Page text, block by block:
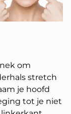
om
stretch
je hoofd
tot je niet